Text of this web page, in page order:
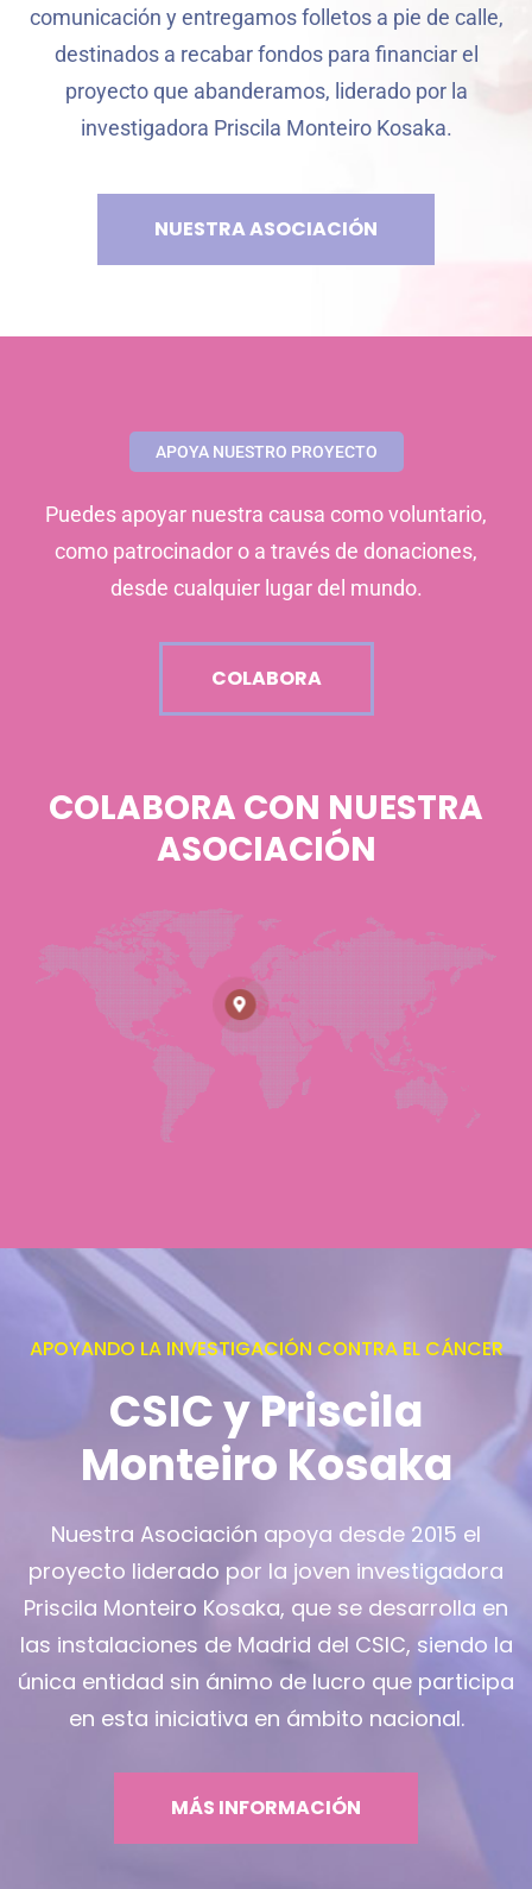
comunicación y entregamos folletos a pie de calle,
destinados a recabar fondos para financiar el
proyecto que abanderamos, liderado por la
investigadora Priscila Monteiro Kosaka.
NUESTRA ASOCIACIÓN
APOYA NUESTRO PROYECTO
Puedes apoyar nuestra causa como voluntario,
como patrocinador o a través de donaciones,
desde cualquier lugar del mundo.
COLABORA
COLABORA CON NUESTRA
ASOCIACIÓN
APOYANDO LA INVESTIGACIÓN CONTRA EL CÁNCER
CSIC y Priscila
Monteiro Kosaka
Nuestra Asociación apoya desde 2015 el
proyecto liderado por la joven investigadora
Priscila Monteiro Kosaka, que se desarrolla en
las instalaciones de Madrid del CSIC, siendo la
única entidad sin ánimo de lucro que participa
en esta iniciativa en ámbito nacional.
MÁS INFORMACIÓN